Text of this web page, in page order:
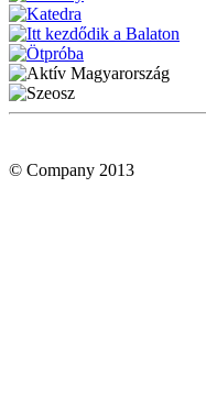
© Company 2013